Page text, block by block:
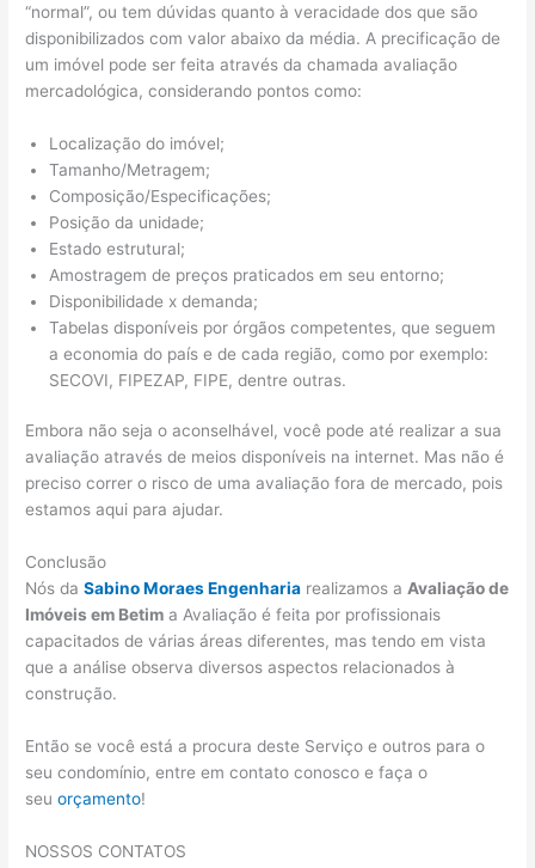
“normal”, ou tem dúvidas quanto à veracidade dos que são
disponibilizados com valor abaixo da média. A precificação de
um imóvel pode ser feita através da chamada avaliação
mercadológica, considerando pontos como:
Localização do imóvel;
Tamanho/Metragem;
Composição/Especificações;
Posição da unidade;
Estado estrutural;
Amostragem de preços praticados em seu entorno;
Disponibilidade x demanda;
Tabelas disponíveis por órgãos competentes, que seguem
a economia do país e de cada região, como por exemplo:
SECOVI, FIPEZAP, FIPE, dentre outras.
Embora não seja o aconselhável, você pode até realizar a sua
avaliação através de meios disponíveis na internet. Mas não é
preciso correr o risco de uma avaliação fora de mercado, pois
estamos aqui para ajudar.
Conclusão
Nós daSabino Moraes Engenharia realizamos a Avaliação de
Imóveis em Betim a Avaliação é feita por profissionais
capacitados de várias áreas diferentes, mas tendo em vista
que a análise observa diversos aspectos relacionados à
construção.
Então se você está a procura deste Serviço e outros para o
seu condomínio, entre em contato conosco e faça o
seuorçamento!
NOSSOS CONTATOS